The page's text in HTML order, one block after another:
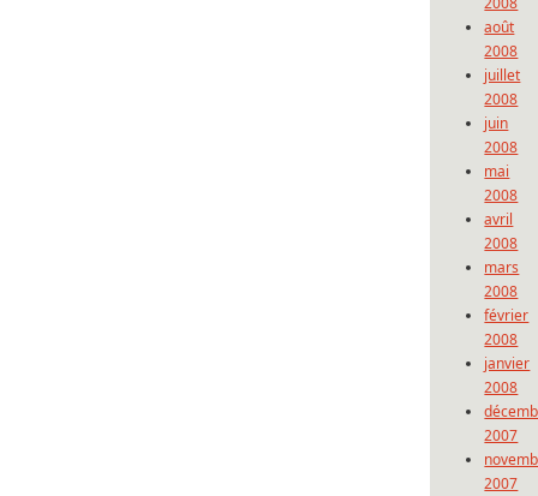
août
2008
juillet
2008
juin
2008
mai
2008
avril
2008
mars
2008
février
2008
janvier
2008
2007
2007